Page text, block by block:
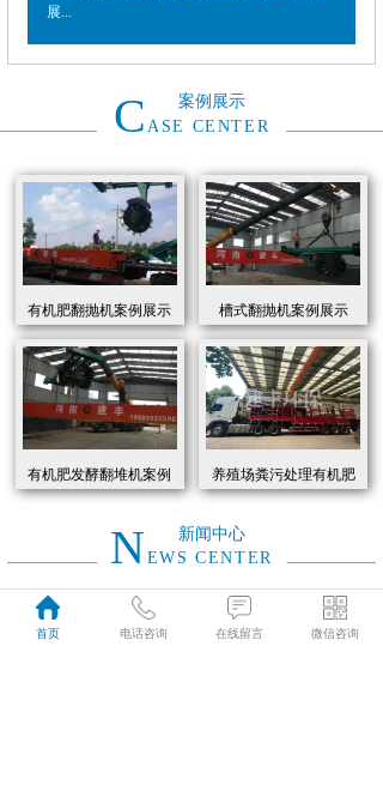
展...
案例展示
C ASE CENTER
有机肥翻抛机案例展示 槽式翻抛机案例展示
有机肥发酵翻堆机案例
展示
养殖场粪污处理有机肥
发酵罐 履带式有机肥翻
新闻中心
N EWS CENTER
2026
首页 电话咨询 在线留言 微信咨询